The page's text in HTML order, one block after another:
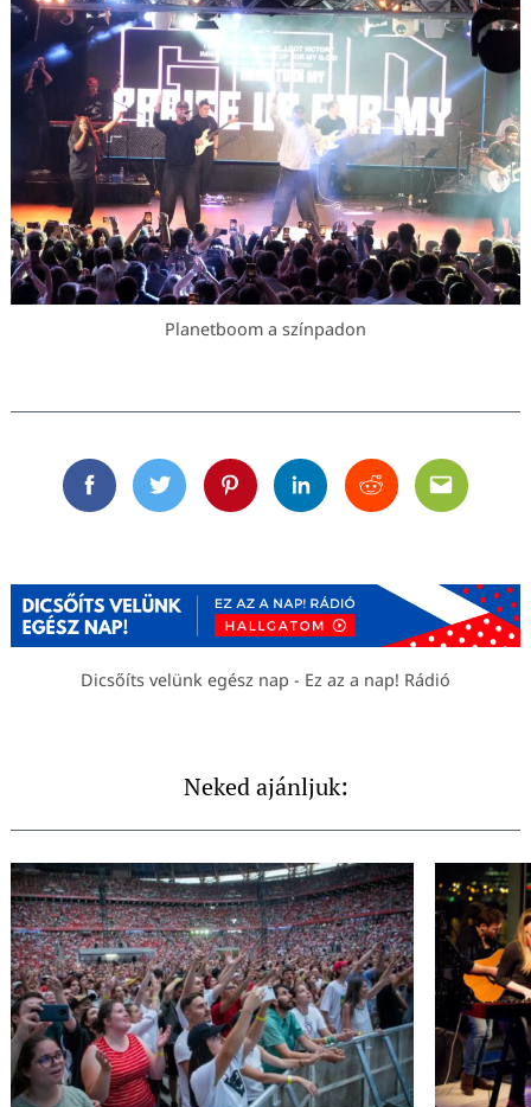
Planetboom a színpadon
FacebookTwitterPinterestLinkedinRedditEmail
Dicsőíts velünk egész nap - Ez az a nap! Rádió
Neked ajánljuk: